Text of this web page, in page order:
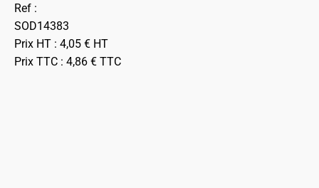
Ref :
SOD14383
Prix HT : 4,05 € HT
Prix TTC : 4,86 € TTC